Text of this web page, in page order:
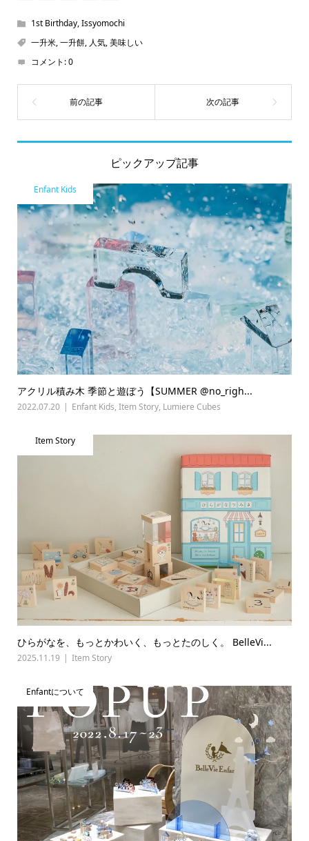
1st Birthday,Issyomochi
一升米,一升餅, 人気,美味しい
コメント:0
ピックアップ記事
Enfant Kids
アクリル積み木 季節と遊ぼう【SUMMER @no_righ...
2022.07.20 Enfant Kids, Item Story, Lumiere Cubes
Item Story
ひらがなを、もっとかわいく、もっとたのしく。 BelleVi...
2025.11.19 Item Story
Enfantについて